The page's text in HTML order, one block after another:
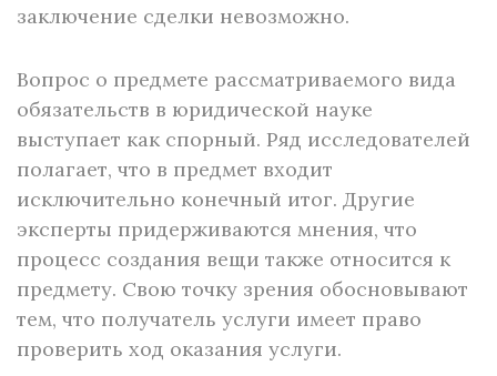
заключение сделки невозможно.
Вопрос о предмете рассматриваемого вида
обязательств в юридической науке
выступает как спорный. Ряд исследователей
полагает, что в предмет входит
исключительно конечный итог. Другие
эксперты придерживаются мнения, что
процесс создания вещи также относится к
предмету. Свою точку зрения обосновывают
тем, что получатель услуги имеет право
проверить ход оказания услуги.